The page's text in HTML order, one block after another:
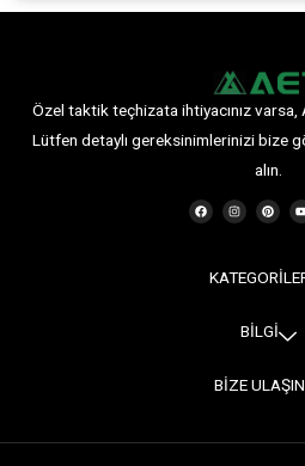
Özel taktik teçhizata ihtiyacınız
Lütfen detaylı gereksinimlerinizi bize
alın.
F
a
c
I
n
s
r
a
P
i
n
e
s
Y
o
e
BİLGİ
BİZE ULAŞIN